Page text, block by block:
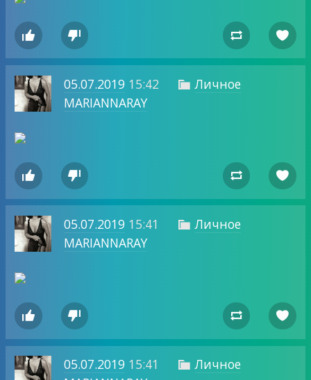
   
05.07.201915:42  Личное
MARIANNARAY
   
05.07.201915:41  Личное
MARIANNARAY
   
05.07.201915:41  Личное